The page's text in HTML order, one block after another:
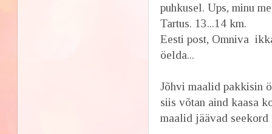
puhkusel. Ups, minu
Tartus. 13...14 km.
Eesti post, Omniva
öelda...
Jõhvi maalid pakkisin
siis võtan aind kaasa
maalid jäävad